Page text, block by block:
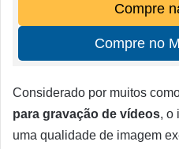
Compre
Compre no
Considerado por muitos
para gravação de vídeos, o
uma qualidade de imagem